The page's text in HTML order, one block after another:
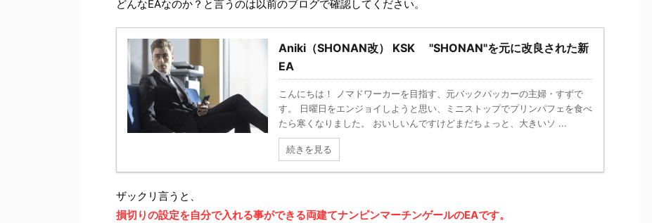
どんなEAなのか？と言うのは以前のブログで確認してください。
Aniki（SHONAN改） KSK "SHONAN"を元に改良された新
EA
こんにちは！ ノマドワーカーを目指す、元バックパッカーの主婦・すずで
す。 日曜日をエンジョイしようと思い、ミニストップでプリンパフェを食べ
たら寒くなりました。 おいしいんですけどまだちょっと、大きいソ ...
続きを見る
ザックリ言うと、
損切りの設定を自分で入れる事ができる両建てナンピンマーチンゲールのEAです。